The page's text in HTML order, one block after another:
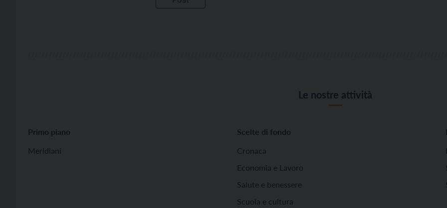
Le nostre attività
Primo piano
Meridiani
Scelte di fondo
Cronaca
Economia e Lavoro
Salute e benessere
Scuola e cultura